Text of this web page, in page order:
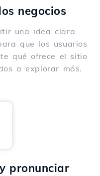
negocios
una idea clara
que los usuarios
qué ofrece el sitio
a explorar más.
pronunciar